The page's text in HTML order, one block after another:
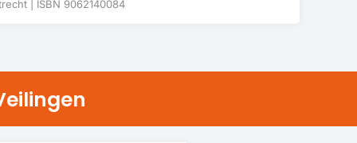
| ISBN 9062140084